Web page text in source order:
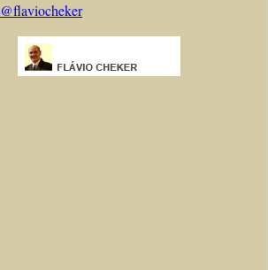
@flaviocheker